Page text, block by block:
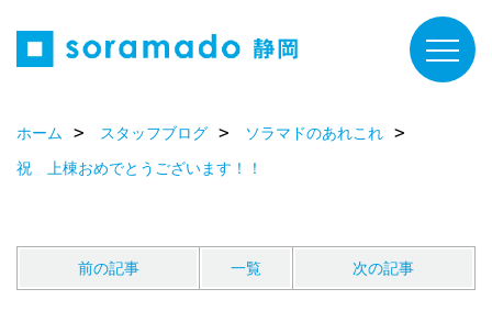
ホーム スタッフブログ
ソラマドのあれこれ
祝 上棟おめでとうございます！！
前の記事 一覧 次の記事